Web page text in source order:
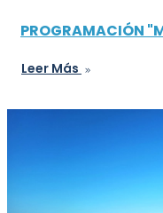
PROGRAMACIÓN
Leer Más